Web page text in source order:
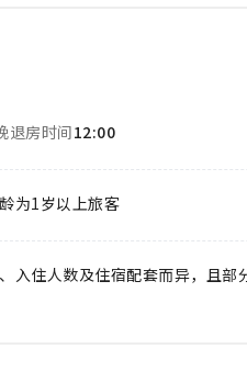
退房时间12:00
为1岁以上旅客
入住人数及住宿配套而异，且部